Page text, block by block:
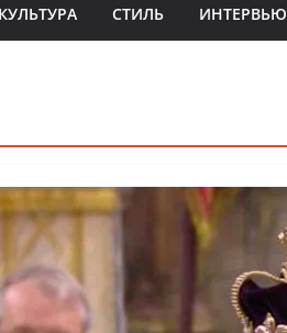
КУЛЬТУРА СТИЛЬ ИНТЕРВЬЮ